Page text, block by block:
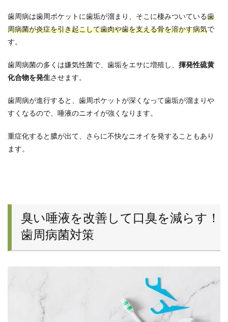
歯周病は歯周ポケットに歯垢が溜まり、そこに棲みついている歯
周病菌が炎症を引き起こして歯肉や歯を支える骨を溶かす病気で
す。
歯周病菌の多くは嫌気性菌で、歯垢をエサに増殖し、 揮発性硫黄
化合物を発生させます。
歯周病が進行すると、歯周ポケットが深くなって歯垢が溜まりや
すくなるので、唾液のニオイが強くなります。
重症化すると膿が出て、さらに不快なニオイを発することもあり
ます。
臭い唾液を改善して口臭を減らす！
歯周病菌対策